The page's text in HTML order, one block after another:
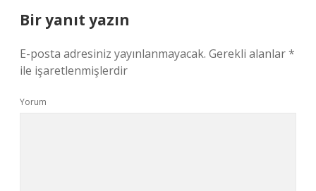
Bir yanıt yazın
E-posta adresiniz yayınlanmayacak. Gerekli alanlar*
ile işaretlenmişlerdir
Yorum